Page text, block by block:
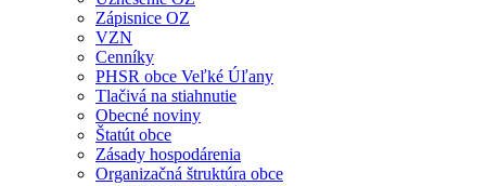
Zápisnice OZ
VZN
Cenníky
PHSR obce Veľké Úľany
Tlačivá na stiahnutie
Obecné noviny
Štatút obce
Zásady hospodárenia
Organizačná štruktúra obce